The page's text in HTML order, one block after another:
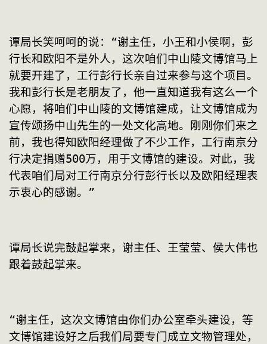
谭局长笑呵呵的说：“谢主任，小王和小侯啊，彭
行长和欧阳不是外人，这次咱们中山陵文博馆马上
就要开建了，工行彭行长亲自过来参与这个项目。
我和彭行长是老朋友了，他一直知道我有这么一个
心愿，将咱们中山陵的文博馆建成，让文博馆成为
宣传颂扬中山先生的一处文化高地。刚刚你们来之
前，我也得知欧阳经理做了不少工作，工行南京分
行决定捐赠500万，用于文博馆的建设。对此，我
代表咱们局对工行南京分行彭行长以及欧阳经理表
示衷心的感谢。”
谭局长说完鼓起掌来，谢主任、王莹莹、侯大伟也
跟着鼓起掌来。
“谢主任，这次文博馆由你们办公室牵头建设，等
文博馆建设好之后我们局要专门成立文物管理处，